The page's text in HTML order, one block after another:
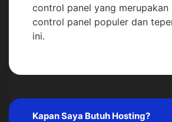
control panel yang merupakan
control panel populer dan
ini.
Kapan Saya Butuh Hosting?